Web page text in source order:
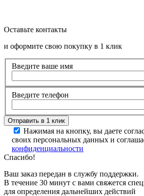
Оставьте контакты
и оформите свою покупку в 1 клик
Введите ваше имя
Введите телефон
Нажимая на кнопку, вы даете
своих персональных данных и
конфиденциальности
Спасибо!
Ваш заказ передан в службу поддержки.
В течение 30 минут с вами свяжется
для определения дальнейших действий